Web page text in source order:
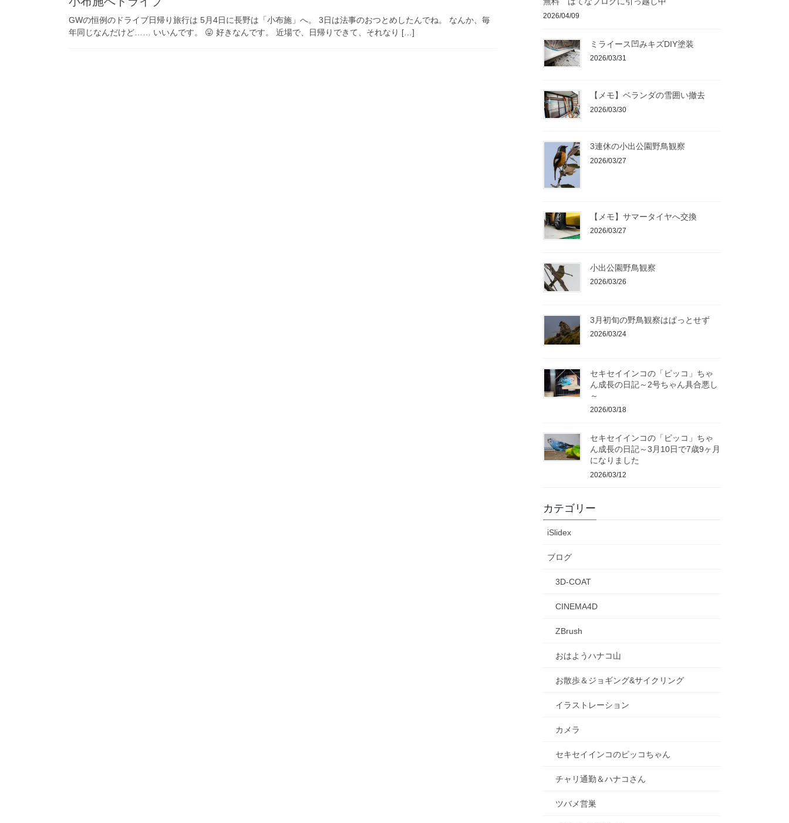
GWの恒例のドライブ日帰り旅行は 5月4日に長野は「小布施」へ。 3日は法事のおつとめしたんでね。 なんか、毎
年同じなんだけど…… いいんです。 😛 好きなんです。 近場で、日帰りできて、それなり […]
2026/04/09
ミライース凹みキズDIY塗装
2026/03/31
【メモ】ベランダの雪囲い撤去
2026/03/30
3連休の小出公園野鳥観察
2026/03/27
【メモ】サマータイヤへ交換
2026/03/27
小出公園野鳥観察
2026/03/26
3月初旬の野鳥観察はぱっとせず
2026/03/24
セキセイインコの「ピッコ」ちゃ
ん成長の日記～2号ちゃん具合悪し
～
2026/03/18
セキセイインコの「ピッコ」ちゃ
ん成長の日記～3月10日で7歳9ヶ月
になりました
2026/03/12
カテゴリー
iSlidex
ブログ
3D-COAT
CINEMA4D
ZBrush
おはようハナコ山
お散歩＆ジョギング&サイクリング
イラストレーション
カメラ
セキセイインコのピッコちゃん
チャリ通勤＆ハナコさん
ツバメ営巣